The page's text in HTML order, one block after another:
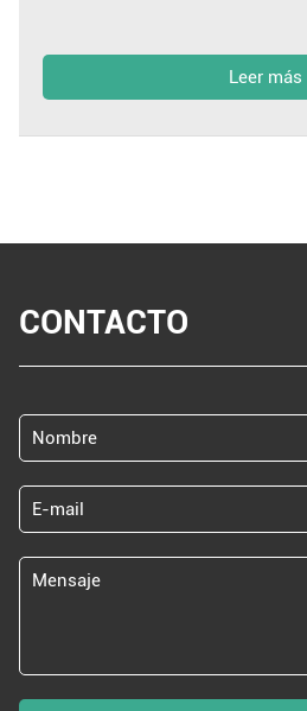
Leer más
CONTACTO